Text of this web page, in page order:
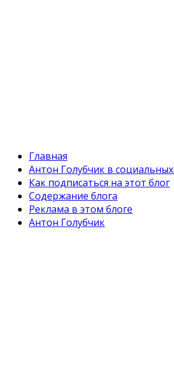
Главная
Антон Голубчик в социальных
Как подписаться на этот блог
Содержание блога
Реклама в этом блоге
Антон Голубчик